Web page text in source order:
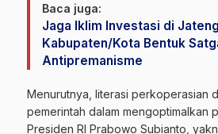
Baca juga:
Jaga Iklim Investasi di
Kabupaten/Kota Bentuk
Antipremanisme
Menurutnya, literasi perkoperasian
pemerintah dalam mengoptimalkan
Presiden RI Prabowo Subianto,